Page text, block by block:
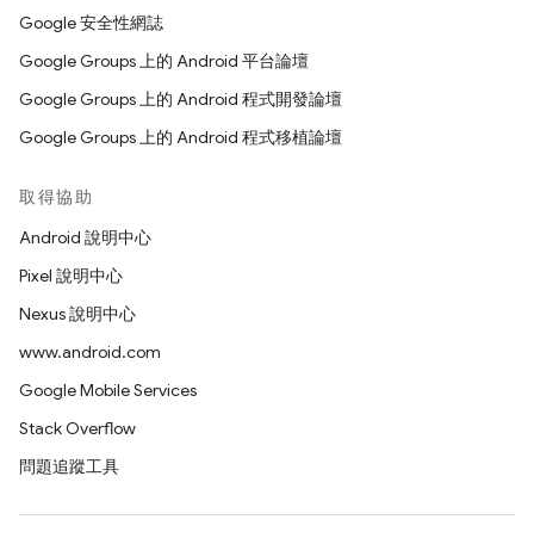
Google 安全性網誌
Google Groups 上的 Android 平台論壇
Google Groups 上的 Android 程式開發論壇
Google Groups 上的 Android 程式移植論壇
取得協助
Android 說明中心
Pixel 說明中心
Nexus 說明中心
www.android.com
Google Mobile Services
Stack Overflow
問題追蹤工具